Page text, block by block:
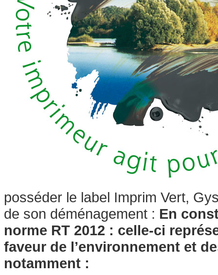
posséder le label Imprim Vert,
de son déménagement : En
norme RT 2012 : celle-ci
faveur de l’environnement et
notamment :